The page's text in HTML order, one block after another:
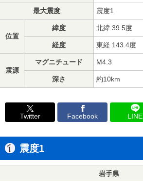
最大震度 震度1
位置
緯度 北緯 39.5度
経度 東経 143.4度
震源
マグニチュード M4.3
深さ 約10km
Twitter Facebook LINE
震度1
岩手県